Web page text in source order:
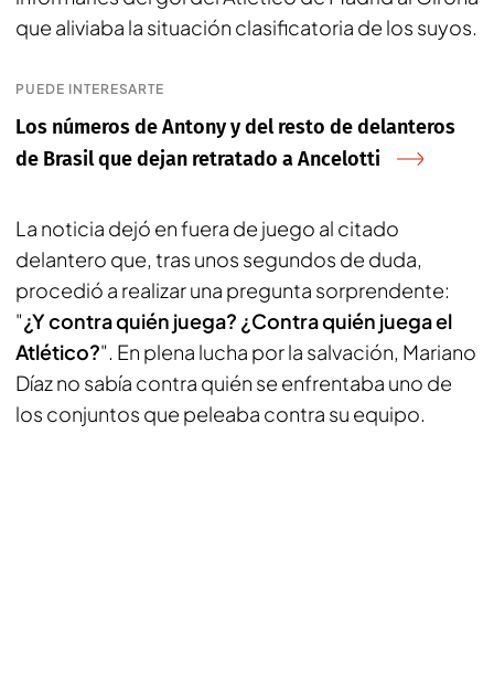
que aliviaba la situación clasificatoria de los suyos.
PUEDE INTERESARTE
Los números de Antony y del resto de delanteros
de Brasil que dejan retratado a Ancelotti
La noticia dejó en fuera de juego al citado
delantero que, tras unos segundos de duda,
procedió a realizar una pregunta sorprendente:
"¿Y contra quién juega? ¿Contra quién juega el
Atlético?". En plena lucha por la salvación, Mariano
Díaz no sabía contra quién se enfrentaba uno de
los conjuntos que peleaba contra su equipo.